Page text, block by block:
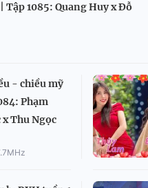
1085: Quang Huy x Đỗ
- chiều mỹ
Phạm
Thu Ngọc